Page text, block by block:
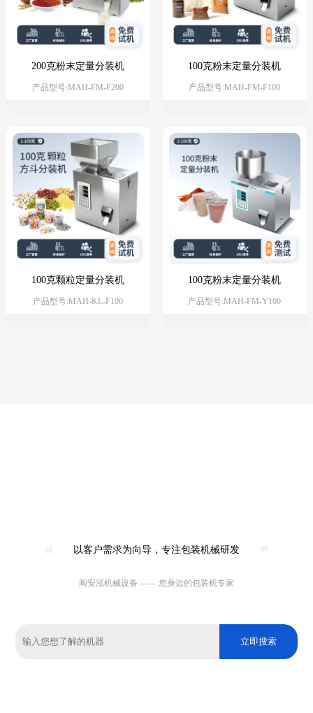
200克粉末定量分装机
产品型号:MAH-FM-F200
100克粉末定量分装机
产品型号:MAH-FM-F100
100克颗粒定量分装机
产品型号:MAH-KL-F100
100克粉末定量分装机
产品型号:MAH-FM-Y100
以客户需求为向导，专注包装机械研发
闽安泓机械设备 —— 您身边的包装机专家
立即搜索